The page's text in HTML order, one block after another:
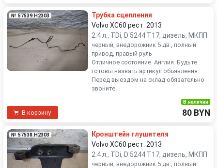
№ 57539.H2303
Трубка сцепления
Volvo XC60 рест. 2013
2.4 л., TDi, D 5244 T17, дизель, МКПП
черный, внедорожник 5 дв., полный
привод, правый руль
Отличное состояние. Англия. Будьте
готовы назвать артикул объявления.
Перед выездом на склад обязательно
звоните.
В корзину
В наличии
80 BYN
№ 57538.H2303
Кронштейн глушителя
Volvo XC60 рест. 2013
2.4 л., TDi, D 5244 T17, дизель, МКПП
черный, внедорожник 5 дв., полный